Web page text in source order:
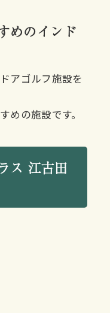
めのインド
アゴルフ施設を
の施設です。
ス 江古田